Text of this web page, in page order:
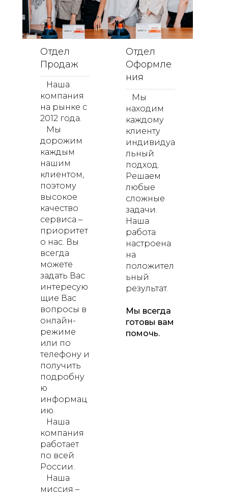
Отдел
Продаж
Наша
компания
на рынке с
2012 года.
Мы
дорожим
каждым
нашим
клиентом,
поэтому
высокое
качество
сервиса –
приоритет
о нас. Вы
всегда
можете
задать Вас
интересую
щие Вас
вопросы в
онлайн-
режиме
или по
телефону и
получить
подробну
ю
информац
ию.
Наша
компания
работает
по всей
России.
Наша
миссия –
Отдел
Оформле
ния
Мы
находим
каждому
клиенту
индивидуа
льный
подход.
Решаем
любые
сложные
задачи.
Наша
работа
настроена
на
положител
ьный
результат.
Мы всегда
готовы вам
помочь.